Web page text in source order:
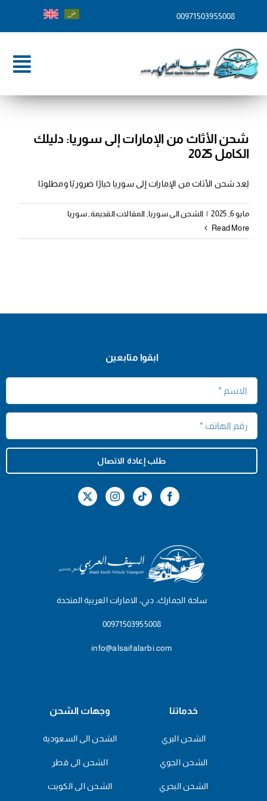
00971503955008
الرئيسية
شحن الأثاث من الإمارات إلى سوريا: دليلك
الكامل 2025
يُعد شحن الأثاث من الإمارات إلى سوريا خيارًا ضروريًا ومطلوبًا
مايو 6, 2025 | الشحن الى سوريا, المقالات القديمة سوريا
Read More
ساحة الجمارك، دبي، الامارات العربية المتحدة
00971503955008
info@alsaifalarbi.com
خدماتنا
الشحن البري
الشحن الجوي
الشحن البحري
وجهات الشحن
الشحن الى السعودية
الشحن الى قطر
الشحن الى الكويت
ابقوا متابعين
طلب إعادة الاتصال